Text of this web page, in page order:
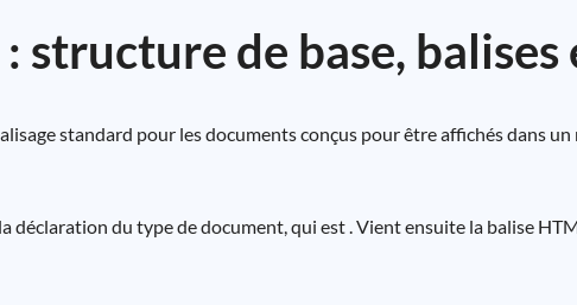
structure de base,
standard pour les documents conçus pour être affichés dans
déclaration du type de document, qui est . Vient ensuite la balise